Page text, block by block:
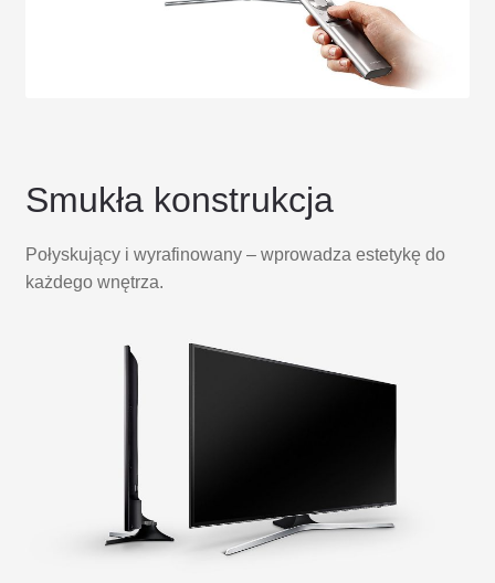
Smukła konstrukcja
Połyskujący i wyrafinowany – wprowadza estetykę do
każdego wnętrza.